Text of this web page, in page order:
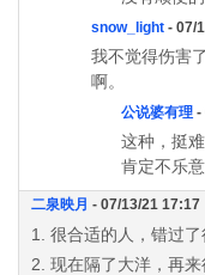
snow_light - 07/
我不觉得伤害
啊。
公说婆有理 -
这种，挺
肯定不乐
二泉映月 - 07/13/21 17:17
1. 很合适的人，错过了
2. 现在隔了大洋，再来